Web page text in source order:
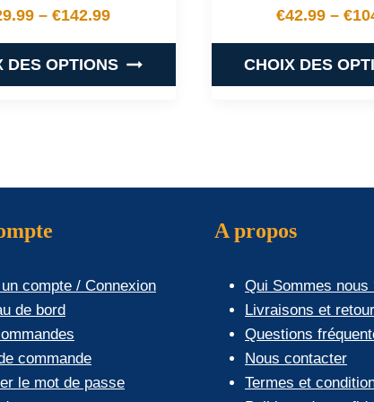
–€142.99
Plage de prix : €29.99 à €142.99
DES OPTIONS
options
être
choisies
sur
la
page
€42.99– €
CHOIX DES
être
sur
la
page
compte / Connexion
de bord
commande
le mot de passe
A propos
Qui Sommes nous
Livraisons et
Questions
Nous contacter
Termes et